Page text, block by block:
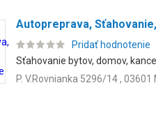
Autopreprava,
Pridať hodnotenie
Sťahovanie bytov, domov,
P. V.Rovnianka 5296/14 , 03601